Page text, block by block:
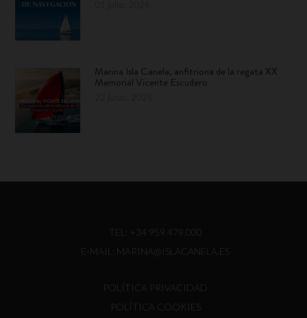
Marina Isla Canela, anfitriona de la regata XX
Memorial Vicente Escudero
TEL: +34 959.479.000
E-MAIL: MARINA@ISLACANELA.ES
POLÍTICA PRIVACIDAD
POLÍTICA COOKIES